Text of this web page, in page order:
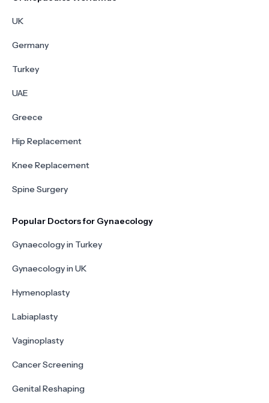
UK
Germany
Turkey
UAE
Greece
Hip Replacement
Knee Replacement
Spine Surgery
Popular Doctors for Gynaecology
Gynaecology in Turkey
Gynaecology in UK
Hymenoplasty
Labiaplasty
Vaginoplasty
Cancer Screening
Genital Reshaping